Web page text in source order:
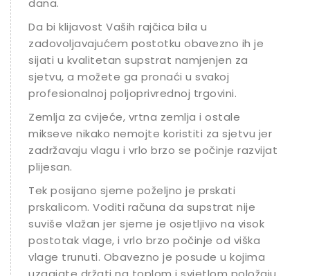
dana.
Da bi klijavost Vaših rajčica bila u
zadovoljavajućem postotku obavezno ih je
sijati u kvalitetan supstrat namjenjen za
sjetvu, a možete ga pronaći u svakoj
profesionalnoj poljoprivrednoj trgovini.
Zemlja za cvijeće, vrtna zemlja i ostale
mikseve nikako nemojte koristiti za sjetvu jer
zadržavaju vlagu i vrlo brzo se počinje razvijati
plijesan.
Tek posijano sjeme poželjno je prskati
prskalicom. Voditi računa da supstrat nije
suviše vlažan jer sjeme je osjetljivo na visok
postotak vlage, i vrlo brzo počinje od viška
vlage trunuti. Obavezno je posude u kojima